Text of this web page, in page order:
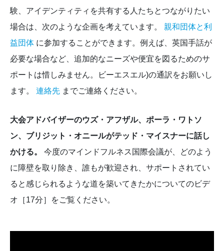
験、アイデンティティを共有する人たちとつながりたい
場合は、次のような企画を考えています。 親和団体と利
益団体 に参加することができます。例えば、英国手話が
必要な場合など、追加的なニーズや便宜を図るためのサ
ポートは惜しみません。
ビーエスエル)の通訳をお願いし
ます。 連絡先 までご連絡ください。
大会アドバイザーのウズ・アフザル、ポーラ・ワトソ
ン、ブリジット・オニールがテッド・マイスナーに話し
かける。 今度のマインドフルネス国際会議が、どのよう
に障壁を取り除き、誰もが歓迎され、サポートされてい
ると感じられるような道を築いてきたかについてのビデ
オ［17分］をご覧ください。